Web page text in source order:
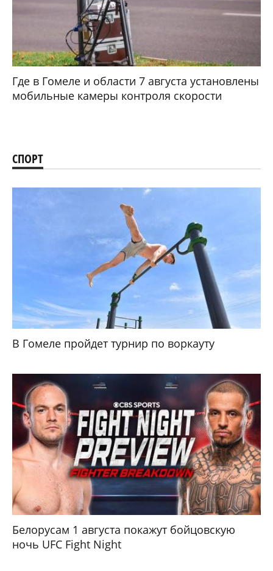
Где в Гомеле и области 7 августа установлены
мобильные камеры контроля скорости
СПОРТ
В Гомеле пройдет турнир по воркауту
Белорусам 1 августа покажут бойцовскую
ночь UFC Fight Night